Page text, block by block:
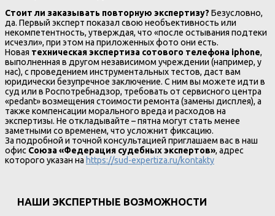
Стоит ли заказывать повторную экспертизу? Безусловно,
да. Первый эксперт показал свою необъективность или
некомпетентность, утверждая, что «после остывания подтеки
исчезли», при этом на приложенных фото они есть.
Новая техническая экспертиза сотового телефона iphone,
выполненная в другом независимом учреждении (например, у
нас), с проведением инструментальных тестов, даст вам
юридически безупречное заключение. С ним вы можете идти в
суд или в Роспотребнадзор, требовать от сервисного центра
«pedant» возмещения стоимости ремонта (замены дисплея), а
также компенсации морального вреда и расходов на
экспертизы. Не откладывайте – пятна могут стать менее
заметными со временем, что усложнит фиксацию.
За подробной и точной консультацией приглашаем вас в наш
офис Союза «Федерация судебных экспертов», адрес
которого указан на https://sud-expertiza.ru/kontakty
НАШИ ЭКСПЕРТНЫЕ ВОЗМОЖНОСТИ